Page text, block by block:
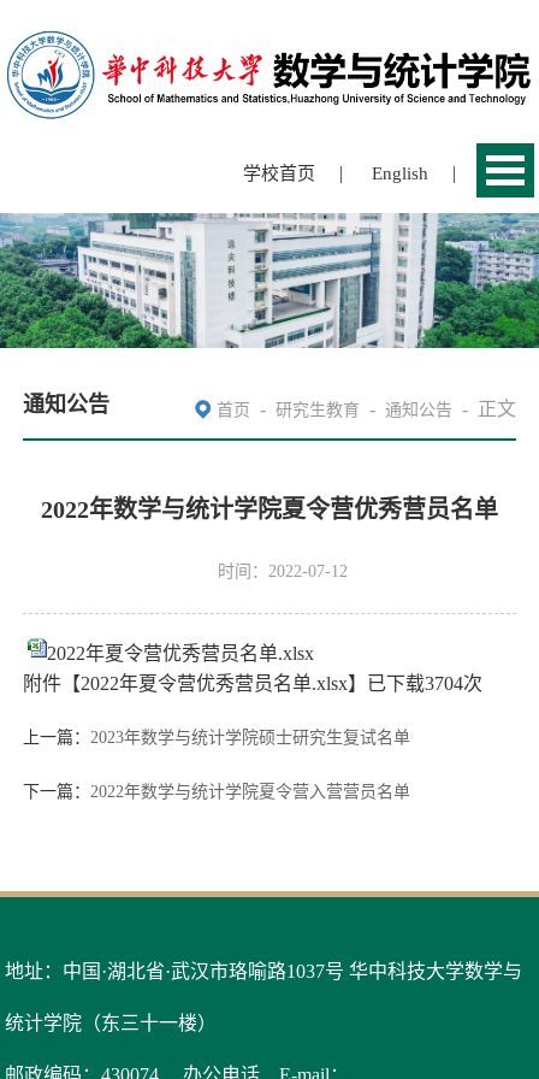
学校首页 | English |
通知公告 首页 - 研究生教育 - 通知公告 - 正文
2022年数学与统计学院夏令营优秀营员名单
时间：2022-07-12
2022年夏令营优秀营员名单.xlsx
附件【2022年夏令营优秀营员名单.xlsx】已下载3704次
上一篇：2023年数学与统计学院硕士研究生复试名单
下一篇：2022年数学与统计学院夏令营入营营员名单
地址：中国·湖北省·武汉市珞喻路1037号 华中科技大学数学与
统计学院（东三十一楼）